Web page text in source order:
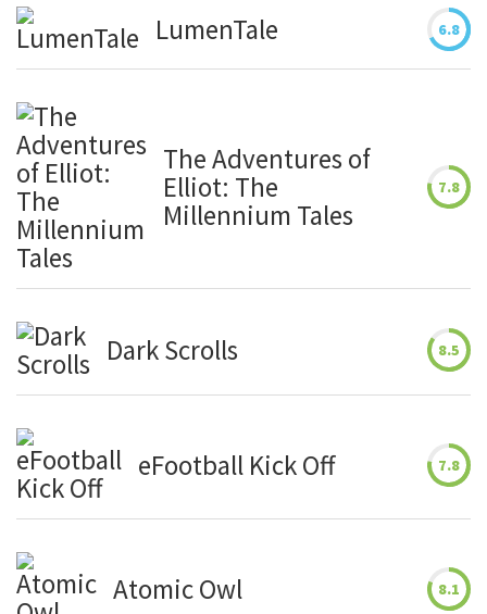
LumenTale 6.8
The Adventures of
Elliot: The
Millennium Tales
7.8
Dark Scrolls 8.5
eFootball Kick Off 7.8
Atomic Owl 8.1